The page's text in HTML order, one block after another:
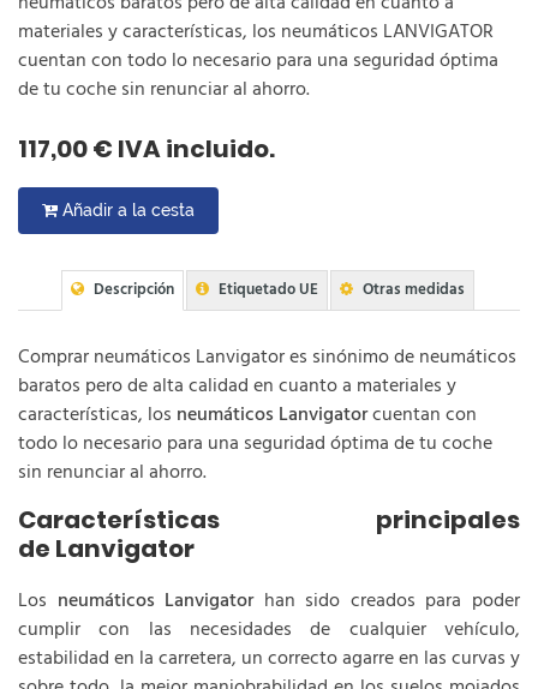
materiales y características, los neumáticos LANVIGATOR
cuentan con todo lo necesario para una seguridad óptima
de tu coche sin renunciar al ahorro.
117,00 € IVA incluido.
Añadir a la cesta
Descripción Etiquetado UE Otras medidas
Comprar neumáticos Lanvigator es sinónimo de neumáticos
baratos pero de alta calidad en cuanto a materiales y
características, los neumáticos Lanvigatorcuentan con
todo lo necesario para una seguridad óptima de tu coche
sin renunciar al ahorro.
Características principales
de Lanvigator
Los neumáticos Lanvigator han sido creados para poder
cumplir con las necesidades de cualquier vehículo,
estabilidad en la carretera, un correcto agarre en las curvas y